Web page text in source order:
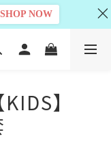
】
SHOP NOW